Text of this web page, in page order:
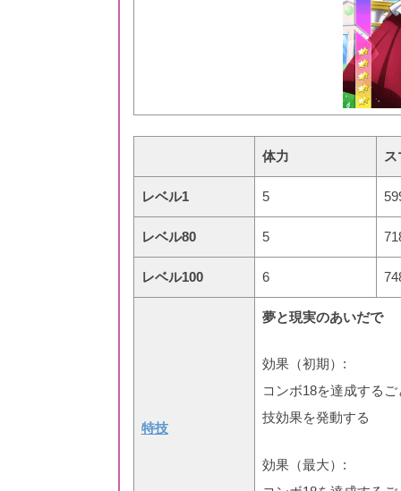
体力
レベル1 5
レベル80 5
レベル100 6
特技
夢と現実のあいだで
効果（初期）:
コンボ18を達成する
技効果を発動する
効果（最大）: